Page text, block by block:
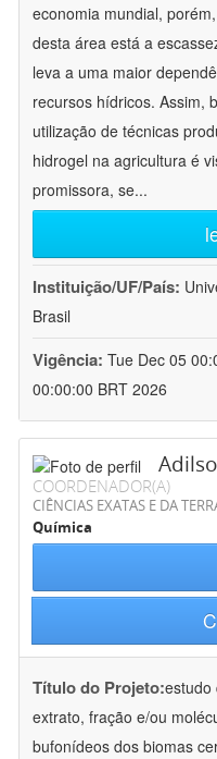
economia mundial,
desta área está a
leva a uma maior
recursos hídricos. Assim,
utilização de técnicas
hidrogel na agricultura é
promissora, se...
Instituição/UF/País:
Brasil
Vigência: Tue Dec 05
00:00:00 BRT 2026
COORDENADOR(A)
CIÊNCIAS EXATAS E DA
Química
Título do Projeto:estudo
extrato, fração e/ou
bufonídeos dos biomas